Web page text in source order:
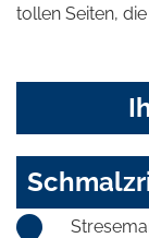
tollen Seiten,